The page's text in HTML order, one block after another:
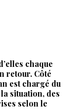
chaque
retour. Côté
est chargé du
situation, des
selon le